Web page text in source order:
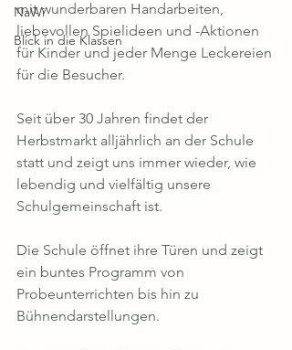
NaWi
Blick in die Klassen
mit wunderbaren Handarbeiten,
liebevollen Spielideen und -Aktionen
für Kinder und jeder Menge Leckereien
für die Besucher.
Seit über 30 Jahren findet der
Herbstmarkt alljährlich an der Schule
statt und zeigt uns immer wieder, wie
lebendig und vielfältig unsere
Schulgemeinschaft ist.
Die Schule öffnet ihre Türen und zeigt
ein buntes Programm von
Probeunterrichten bis hin zu
Bühnendarstellungen.